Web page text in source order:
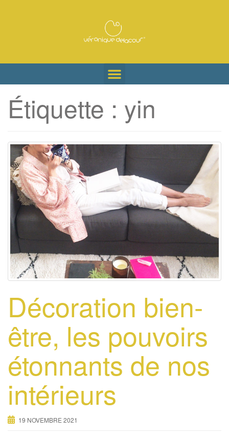
Étiquette : yin
Décoration bien-
être, les pouvoirs
étonnants de nos
intérieurs
19 NOVEMBRE 2021